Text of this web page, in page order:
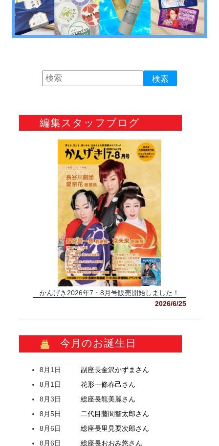
編集スタッフブログ
かんげき2026年7・8月号販売開始しました！
2026/6/25
今月のお誕生日
8月1日 副座長金沢かずま さん
8月1日
花形一條春己さん
8月3日
総座長龍美麗さん
8月5日
二代目藤間智太郎さん
8月6日
総座長里見要次郎さん
8月6日
総座長おおみ悠さん